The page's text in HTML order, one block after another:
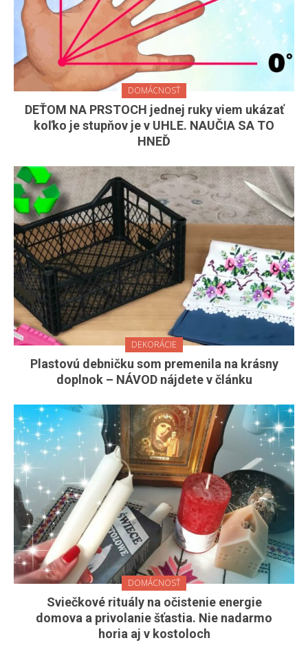
DOMÁCNOSŤ
DEŤOM NA PRSTOCH jednej ruky viem ukázať
koľko je stupňov je v UHLE. NAUČIA SA TO
HNEĎ
DEKORÁCIE
Plastovú debničku som premenila na krásny
doplnok – NÁVOD nájdete v článku
DOMÁCNOSŤ
Sviečkové rituály na očistenie energie
domova a privolanie šťastia. Nie nadarmo
horia aj v kostoloch